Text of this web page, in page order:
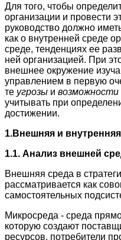
Для того, чтобы
организации и провести
руководство должно
как о внутренней среде
среде, тенденциях ее
ней организацией. При
внешнее окружение
управлением в первую
те угрозы и возможности
учитывать при
достижении.
1.Внешняя и
1.1. Анализ внешней
Внешняя среда в
рассматривается как
самостоятельных
Микросреда - среда
которую создают
ресурсов, потребители